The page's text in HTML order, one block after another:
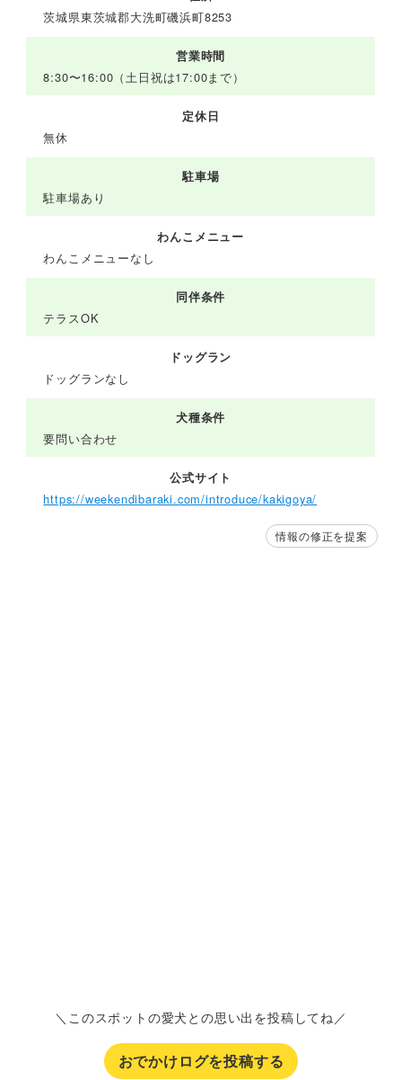
茨城県東茨城郡大洗町磯浜町8253
営業時間
8:30〜16:00（土日祝は17:00まで）
定休日
無休
駐車場
駐車場あり
わんこメニュー
わんこメニューなし
同伴条件
テラスOK
ドッグラン
ドッグランなし
犬種条件
要問い合わせ
公式サイト
https://weekendibaraki.com/introduce/kakigoya/
情報の修正を提案
＼このスポットの愛犬との思い出を投稿してね／
おでかけログを投稿する